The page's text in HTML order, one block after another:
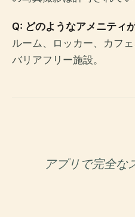
Q: どのようなアメニティ
ルーム、ロッカー、カフ
バリアフリー施設。
アプリで完全な